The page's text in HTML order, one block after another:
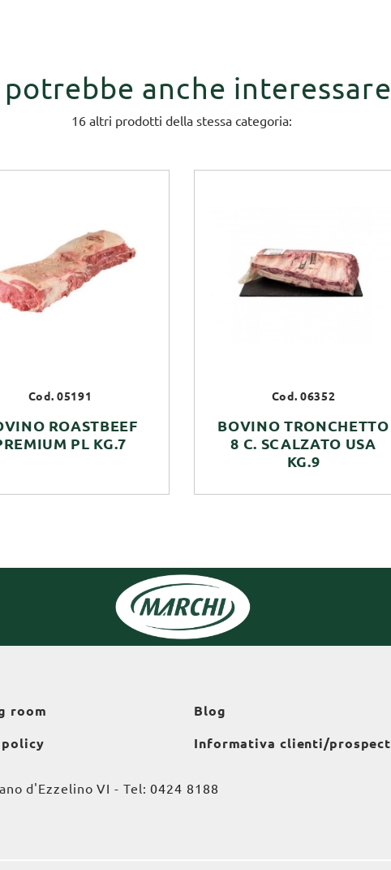
potrebbe anche interessare
16 altri prodotti della stessa categoria:
Cod. 05191
ROASTBEEF
PL KG.7
Cod. 06352
BOVINO TRONCHETTO
8 C. SCALZATO USA
KG.9
room
policy
Blog
Informativa clienti/prospect
d'Ezzelino VI - Tel:0424 8188